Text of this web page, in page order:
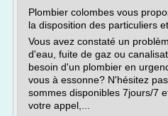
Plombier colombes vous
la disposition des particuliers
Vous avez constaté un
d'eau, fuite de gaz ou
besoin d'un plombier en
vous à essonne? N'hésitez
sommes disponibles 7jours/7
votre appel,...